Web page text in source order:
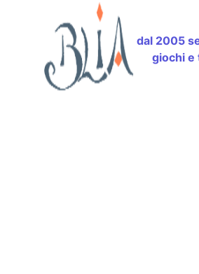
dal 2005
giochi e